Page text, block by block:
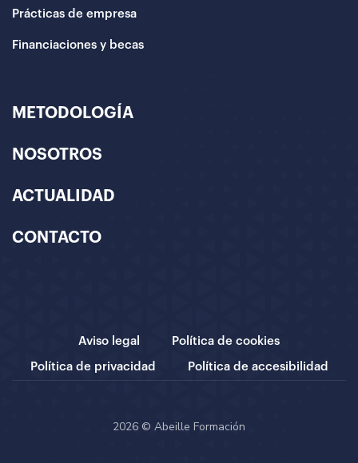
Prácticas de empresa
Financiaciones y becas
METODOLOGÍA
NOSOTROS
ACTUALIDAD
CONTACTO
Aviso legal Política de cookies
Política de privacidad Política de accesibilidad
2026 © Abeille Formación